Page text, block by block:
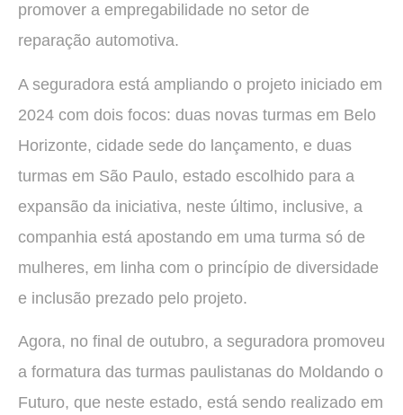
promover a empregabilidade no setor de
reparação automotiva.
A seguradora está ampliando o projeto iniciado em
2024 com dois focos: duas novas turmas em Belo
Horizonte, cidade sede do lançamento, e duas
turmas em São Paulo, estado escolhido para a
expansão da iniciativa, neste último, inclusive, a
companhia está apostando em uma turma só de
mulheres, em linha com o princípio de diversidade
e inclusão prezado pelo projeto.
Agora, no final de outubro, a seguradora promoveu
a formatura das turmas paulistanas do Moldando o
Futuro, que neste estado, está sendo realizado em